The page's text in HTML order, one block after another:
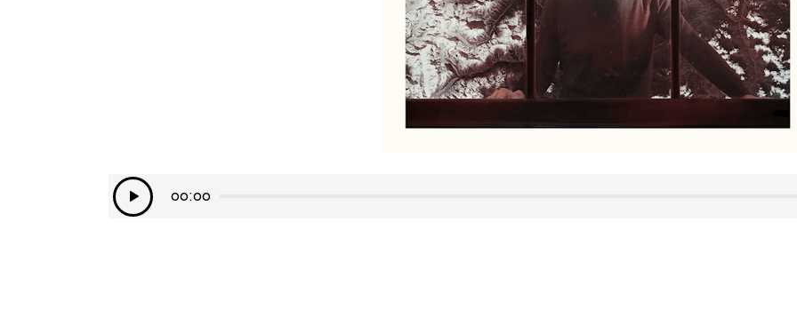
Lecteur
audio
00:00